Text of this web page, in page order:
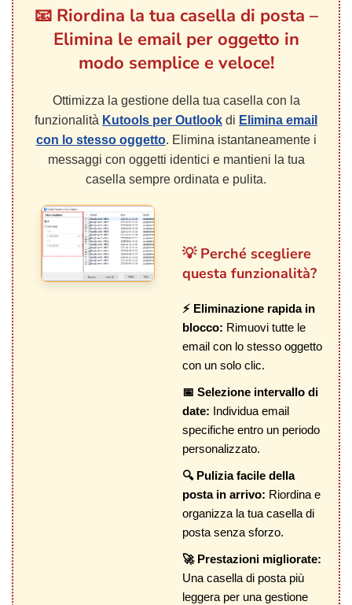
📧 Riordina la tua casella di posta –
Elimina le email per oggetto in
modo semplice e veloce!
Ottimizza la gestione della tua casella con la
funzionalità Kutools per Outlook di Elimina email
con lo stesso oggetto. Elimina istantaneamente i
messaggi con oggetti identici e mantieni la tua
casella sempre ordinata e pulita.
💡 Perché scegliere
questa funzionalità?
⚡ Eliminazione rapida in
blocco: Rimuovi tutte le
email con lo stesso oggetto
con un solo clic.
📅 Selezione intervallo di
date: Individua email
specifiche entro un periodo
personalizzato.
🔍 Pulizia facile della
posta in arrivo: Riordina e
organizza la tua casella di
posta senza sforzo.
🚀 Prestazioni migliorate:
Una casella di posta più
leggera per una gestione